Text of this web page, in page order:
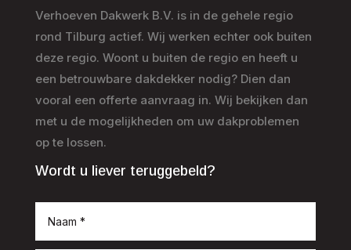
Verhoeven Dakwerk B.V. is in de gehele regio
rond Tilburg actief. Wij werken echter ook buiten
deze regio. Woont u buiten de regio en heeft u
een betrouwbare dakdekker nodig? Dien dan
vooral een offerte aanvraag in. Wij bekijken dan
met u de mogelijkheden om uw dakproblemen
op te lossen.
Wordt u liever teruggebeld?